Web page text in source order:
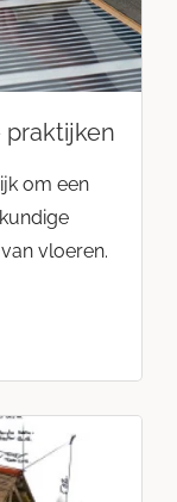
praktijken
om een
vloeren.